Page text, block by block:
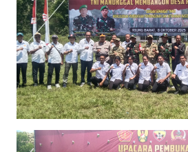
WN
PADANG
LAWAS
WN
SUMEDANG
CIANJUR